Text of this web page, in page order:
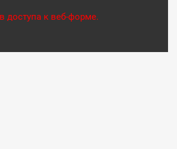
доступа к веб-форме.